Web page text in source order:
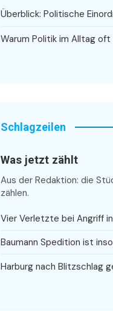
Überblick: Politische
Warum Politik im Alltag
Schlagzeilen
Was jetzt zählt
Aus der Redaktion: die
zählen.
Vier Verletzte bei Angriff
Baumann Spedition ist
Harburg nach Blitzschlag